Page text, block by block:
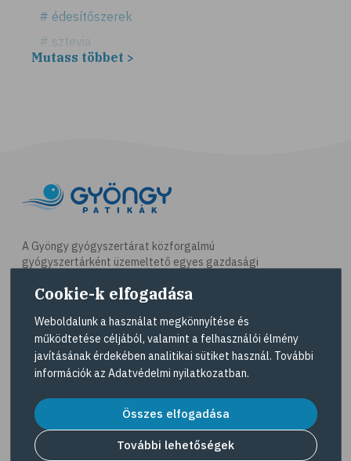
# édesítőszerek
# sztevia
# fogadalom
# célkitűzés
# étkezési napló
# hal
# egészséges táplálkozás
# omega-3
# D-vitamin
# A-vitamin
# ásványi anyagok
# ízületi fájdalom
Mutass többet >
A Gyöngy gyógyszertárat közforgalmú
gyógyszertárként üzemeltető egyes gazdasági
működésért. A Gyöngy gyógyszertárak listáját és
tekintheti meg.
Navigáció
Akciós termékek
Dermokozmetikumok
Gyöngy Patika Magazin
Cookie-k elfogadása
Weboldalunk a használat megkönnyítése és
működtetése céljából, valamint a felhasználói élmény
javításának érdekében analitikai sütiket használ. További
információk az Adatvédelmi nyilatkozatban.
Összes elfogadása
További lehetőségek